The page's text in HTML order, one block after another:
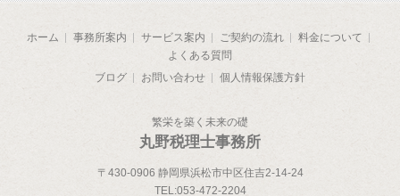
ホーム 事務所案内 サービス案内 ご契約の流れ
料金について
よくある質問
ブログ
お問い合わせ 個人情報保護方針
繁栄を築く未来の礎
丸野税理士事務所
〒430-0906 静岡県浜松市中区住吉2-14-24
TEL:053-472-2204